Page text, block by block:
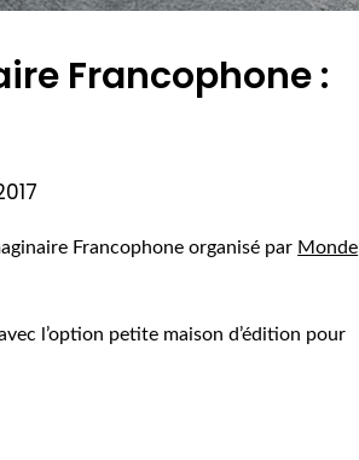
Francophone :
Francophone organisé par Monde
l’option petite maison d’édition pour